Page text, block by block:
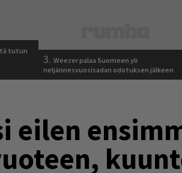
tutun
3. Weezer palaa Suomeen yli
neljännesvuosisadan odotuksen jälkeen
eilen